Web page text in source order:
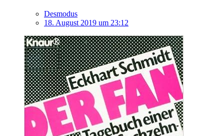
Desmodus
18. August 2019 um 23:12